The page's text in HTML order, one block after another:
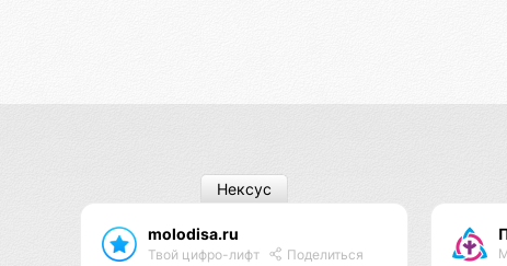
molodisa.ru
Твой цифро-лифт Поделиться
Нексус